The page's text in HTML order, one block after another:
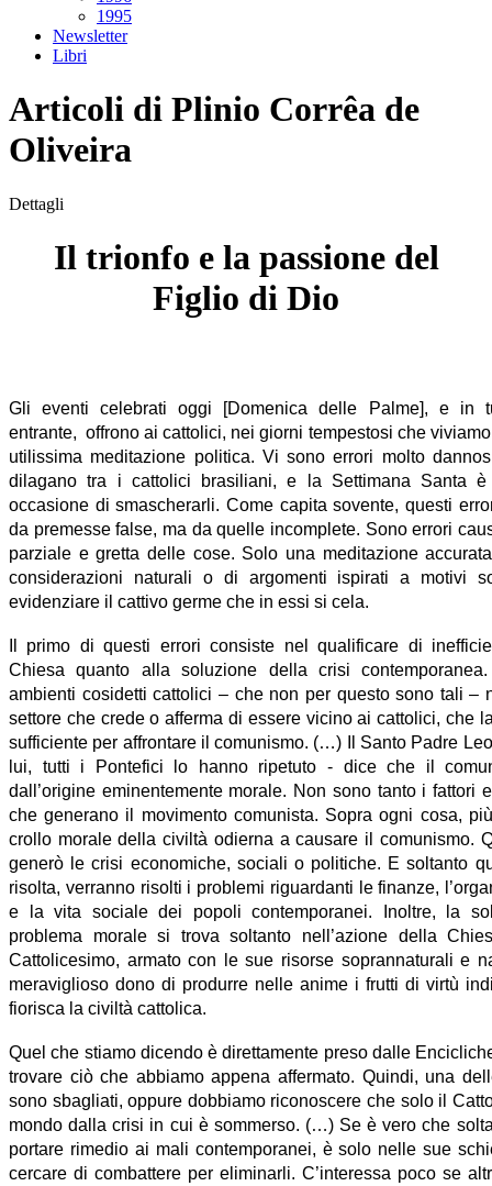
1995
Newsletter
Libri
Articoli di Plinio Corrêa de
Oliveira
Dettagli
Il trionfo e la passione del
Figlio di Dio
Gli eventi celebrati oggi [Domenica delle Palme], e in
entrante, offrono ai cattolici, nei giorni tempestosi che
utilissima meditazione politica. Vi sono errori molto
dilagano tra i cattolici brasiliani, e la Settimana Santa è
occasione di smascherarli. Come capita sovente, questi
da premesse false, ma da quelle incomplete. Sono errori
parziale e gretta delle cose. Solo una meditazione
considerazioni naturali o di argomenti ispirati a motivi
evidenziare il cattivo germe che in essi si cela.
Il primo di questi errori consiste nel qualificare di
Chiesa quanto alla soluzione della crisi
ambienti cosidetti cattolici – che non per questo sono tali –
settore che crede o afferma di essere vicino ai cattolici, che
sufficiente per affrontare il comunismo. (…) Il Santo Padre
lui, tutti i Pontefici lo hanno ripetuto - dice che il
dall’origine eminentemente morale. Non sono tanto i fattori
che generano il movimento comunista. Sopra ogni cosa,
crollo morale della civiltà odierna a causare il comunismo.
generò le crisi economiche, sociali o politiche. E soltanto
risolta, verranno risolti i problemi riguardanti le finanze,
e la vita sociale dei popoli contemporanei. Inoltre, la
problema morale si trova soltanto nell’azione della
Cattolicesimo, armato con le sue risorse soprannaturali e
meraviglioso dono di produrre nelle anime i frutti di virtù
fiorisca la civiltà cattolica.
Quel che stiamo dicendo è direttamente preso dalle
trovare ciò che abbiamo appena affermato. Quindi, una
sono sbagliati, oppure dobbiamo riconoscere che solo il
mondo dalla crisi in cui è sommerso. (…) Se è vero che
portare rimedio ai mali contemporanei, è solo nelle sue
cercare di combattere per eliminarli. C’interessa poco se